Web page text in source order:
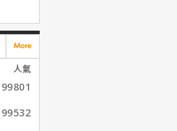
人氣
99801
99532